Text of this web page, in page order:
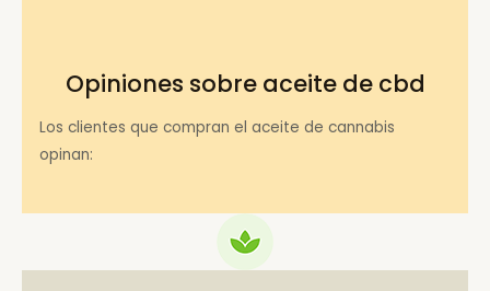
Opiniones sobre aceite de cbd
Los clientes que compran el aceite de cannabis
opinan: